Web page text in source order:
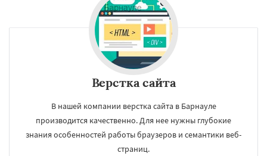
Верстка сайта
В нашей компании верстка сайта в Барнауле
производится качественно. Для нее нужны глубокие
знания особенностей работы браузеров и семантики веб-
страниц.